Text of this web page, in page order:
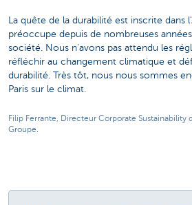
La quête de la durabilité est inscrite dans
préoccupe depuis de nombreuses
société. Nous n'avons pas attendu les
réfléchir au changement climatique et
durabilité. Très tôt, nous nous sommes
Paris sur le climat.
Filip Ferrante, Directeur Corporate Sustainability
Groupe.